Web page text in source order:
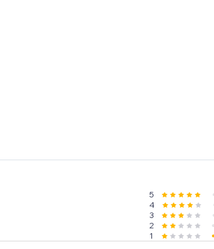
5
4
3
2
1